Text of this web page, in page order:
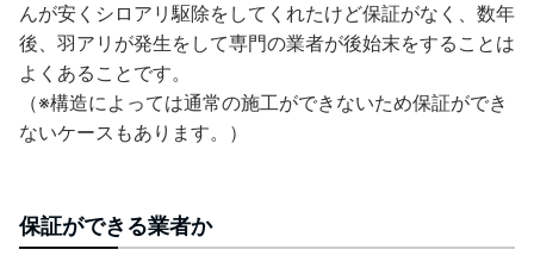
んが安くシロアリ駆除をしてくれたけど保証がなく、数年
後、羽アリが発生をして専門の業者が後始末をすることは
よくあることです。
（※構造によっては通常の施工ができないため保証ができ
ないケースもあります。）
保証ができる業者か